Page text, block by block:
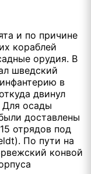
и по причине
кораблей
орудия. В
шведский
в
двинул
Для осады
доставлены
отрядов под
По пути на
конвой